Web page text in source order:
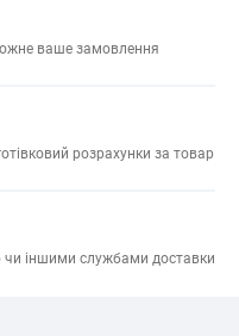
ваше замовлення
розрахунки за товар
іншими службами доставки